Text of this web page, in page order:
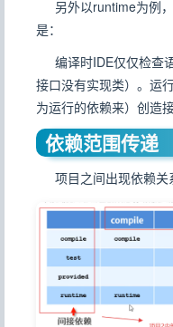
另外以runtime为例
是：
编译时IDE仅仅检查
接口没有实现类）。运
为运行的依赖来）创造
依赖范围传递
项目之间出现依赖